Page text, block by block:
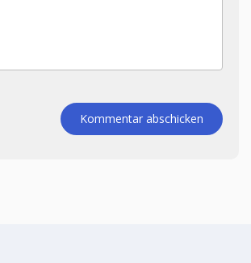
Kommentar abschicken